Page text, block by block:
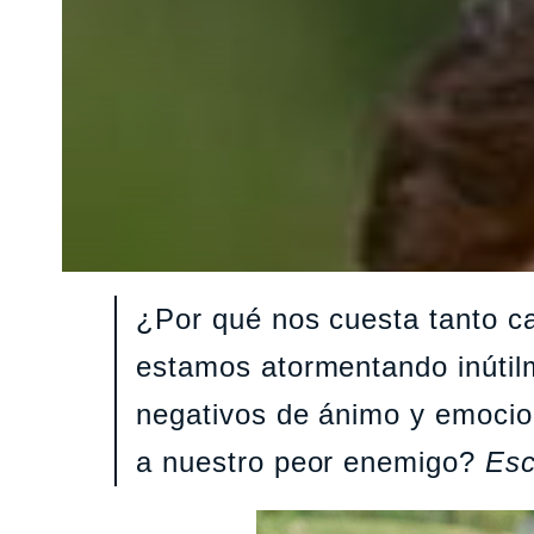
¿Por qué nos cuesta tanto
estamos atormentando
negativos de ánimo y
a nuestro peor enemigo?